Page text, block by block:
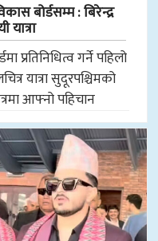
बोर्डसम्म : बिरेन्द्र
यात्रा
प्रतिनिधित्व गर्ने पहिलो
यात्रा सुदूरपश्चिमको
आफ्नो पहिचान